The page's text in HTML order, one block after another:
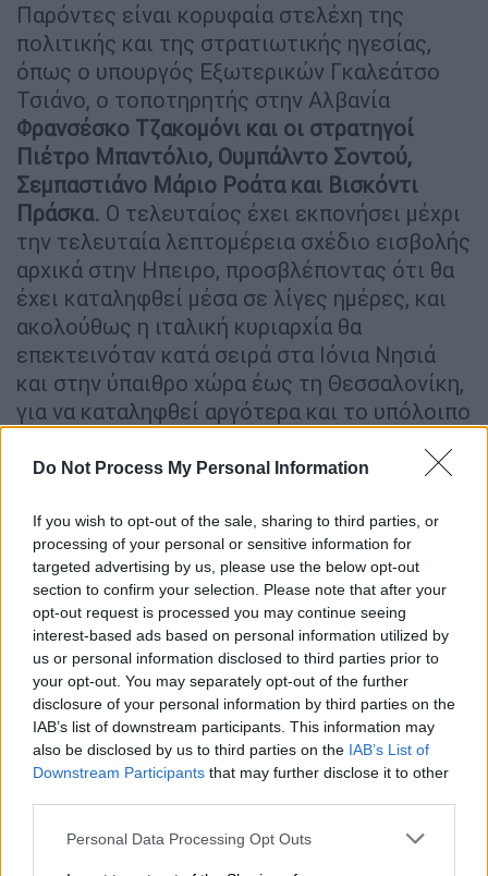
Do Not Process My Personal Information
If you wish to opt-out of the sale, sharing to third parties, or
processing of your personal or sensitive information for
targeted advertising by us, please use the below opt-out
section to confirm your selection. Please note that after your
opt-out request is processed you may continue seeing
interest-based ads based on personal information utilized by
us or personal information disclosed to third parties prior to
your opt-out. You may separately opt-out of the further
disclosure of your personal information by third parties on the
IAB’s list of downstream participants. This information may
also be disclosed by us to third parties on the IAB’s List of
Downstream Participants that may further disclose it to other
Please note that this website/app uses one or more Google
Personal Data Processing Opt Outs
Παρόντες είναι κορυφαία στελέχη της
πολιτικής και της στρατιωτικής ηγεσίας,
όπως ο υπουργός Εξωτερικών Γκαλεάτσο
Τσιάνο, ο τοποτηρητής στην Αλβανία
Φρανσέσκο Τζακοµόνι και οι στρατηγοί
Πιέτρο Μπαντόλιο, Ουµπάλντο Σοντού,
Σεµπαστιάνο Μάριο Ροάτα και Βισκόντι
Πράσκα. Ο τελευταίος έχει εκπονήσει µέχρι
την τελευταία λεπτοµέρεια σχέδιο εισβολής
αρχικά στην Ηπειρο, προσβλέποντας ότι θα
έχει καταληφθεί µέσα σε λίγες ηµέρες, και
ακολούθως η ιταλική κυριαρχία θα
επεκτεινόταν κατά σειρά στα Ιόνια Νησιά
και στην ύπαιθρο χώρα έως τη Θεσσαλονίκη,
για να καταληφθεί αργότερα και το υπόλοιπο
το ενδεχόµενο βρετανικής απόβασης. Τους
στον χάρτη.
Εξηγεί ότι οι Ελληνες δεν διαθέτουν άρµατα,
ούτε αξιόµαχη Αεροπορία. «Μπορούν να
παρατάξουν µέχρι 30.000 άνδρες, ενώ εµείς
70.000, χώρια τα ειδικά τάγµατα και τους
Αλβανούς». Ολοι οι παριστάµενοι κουνούν
καταφατικά το κεφάλι, εκτός από τον
αρχηγό τουΓενικού Επιτελείου στρατηγό
Μπαντόλιο, ο οποίος διατυπώνει κάποιες
επιφυλάξεις για τη διάχυτη αισιοδοξία που
αρχικά να γίνει γύρω στις 26 Οκτωβρίου, αν